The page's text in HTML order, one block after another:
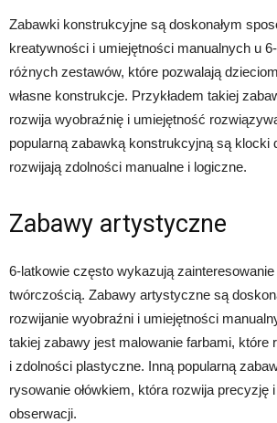
Zabawki konstrukcyjne są doskonałym
kreatywności i umiejętności manualnych u
różnych zestawów, które pozwalają
własne konstrukcje. Przykładem takiej
rozwija wyobraźnię i umiejętność
popularną zabawką konstrukcyjną są klocki
rozwijają zdolności manualne i logiczne.
Zabawy artystyczne
6-latkowie często wykazują
twórczością. Zabawy artystyczne są
rozwijanie wyobraźni i umiejętności
takiej zabawy jest malowanie farbami, które
i zdolności plastyczne. Inną popularną
rysowanie ołówkiem, która rozwija precyzję
obserwacji.